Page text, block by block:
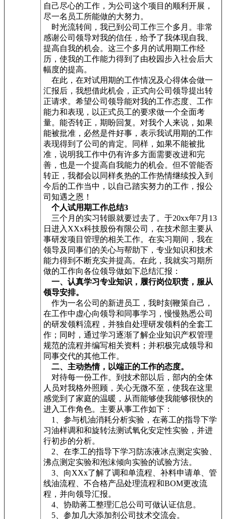
自己尽心的工作，为公司这个项目的顺利开展，
尽一名员工所能做的大努力。
时光流转间，我已到公司工作三个多月。非常
感谢公司领导对我的信任，给予了我体现自我、
提高自我的机会。这三个多月的试用期工作经
历，使我的工作能力得到了由校园步入社会后大
幅度的提高。
在此，在对试用期的工作情况及心得体会做一
汇报后，我想借此机会，正式向公司领导提出转
正请求。希望公司领导能对我的工作态度、工作
能力和表现，以正式员工的要求做一个全面考
量。能否转正，期盼回复。对我个人来说，如果
能被批准，必然是件好事，表示我试用期的工作
表现得到了公司的肯定。同样，如果不能被批
准，说明我工作中仍有许多方面需要改进和完
善，也是一个提高自我能力的机会。但不管能否
转正，我都会以同样炙热的工作热情继续投入到
今后的工作当中，以自己踏实努力的工作，报公
司知遇之恩！
个人试用期工作总结3
三个月的实习转眼就要过去了。于20xx年7月13
日进入XXx科技股份有限公司，在技术部主要从
事研发项目管理的相关工作。在实习期间，我在
领导及同事们的关心与帮助下，专业知识和技术
能力得到不断充实并提高。在此，我就实习期所
做的工作向各位领导做如下总结汇报：
一、认真学习专业知识，履行岗位职责，服从
领导安排。
作为一名公司的新进员工，我时刻鞭策自己，
在工作中虚心向领导和同事学习，慢慢熟悉公司
的研发领料流程，并独自处理研发领料的全套工
作；同时，通过学习逐渐了解企业知识产权管理
规范的流程并编写相关资料；并积极完成领导和
同事交代的其他工作。
二、主动热情，以端正的工作的态度。
对待每一份工作。到技术部以后，部内的全体
人员对我格外照顾，关心无微不至，使我在这里
感觉到了家庭的温暖，从而能够使我能够很快的
进入工作角色。主要从事工作如下：
1、参与机油消耗分析实验，在蒋工的指导下学
习油样调和和旋转法测试氧化安定性实验，并进
行初步的分析。
2、在李工的指导下学习防冻液冰点测定实验、
沸点测定实验和泡沫倾向实验的试验方法。
3、向XXx了解了调和单流程、补料申请单、管
线油流程、不合格产品处理流程和BOM更改流
程，并向领导汇报。
4、协助蒋工整理汇总公司可做认证信息。
5、参加几大添加剂公司技术交流会。